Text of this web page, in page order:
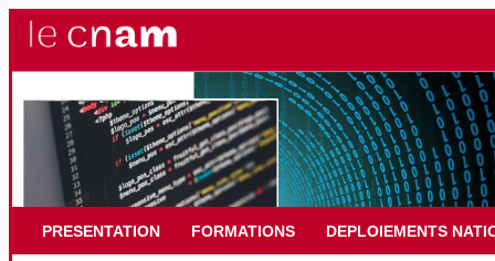
PRESENTATION FORMATIONS DEPLOIEMENTS